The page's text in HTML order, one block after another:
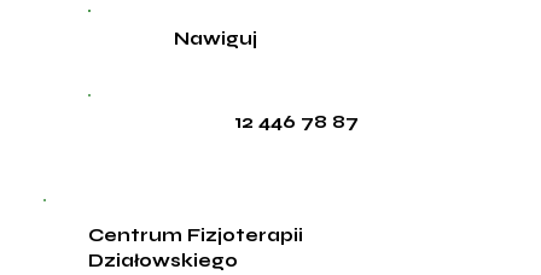
12 446 78 87
Nawiguj
Centrum Fizjoterapii
Działowskiego